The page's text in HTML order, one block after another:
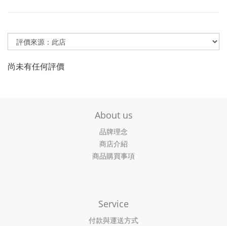
尚未有任何評價
About us
品牌理念
商店介紹
商品購買事項
Service
付款與運送方式